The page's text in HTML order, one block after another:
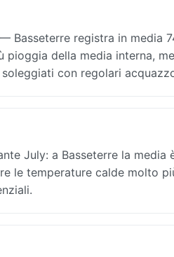
registra in media
della media interna,
con regolari
July: a Basseterre la media
le temperature calde molto